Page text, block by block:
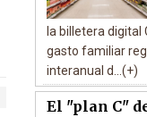
la billetera digital
gasto familiar
interanual d...(+)
El "plan C"